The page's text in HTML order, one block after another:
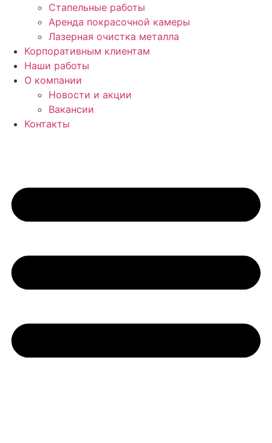
Стапельные работы
Аренда покрасочной камеры
Лазерная очистка металла
Корпоративным клиентам
Наши работы
О компании
Новости и акции
Вакансии
Контакты